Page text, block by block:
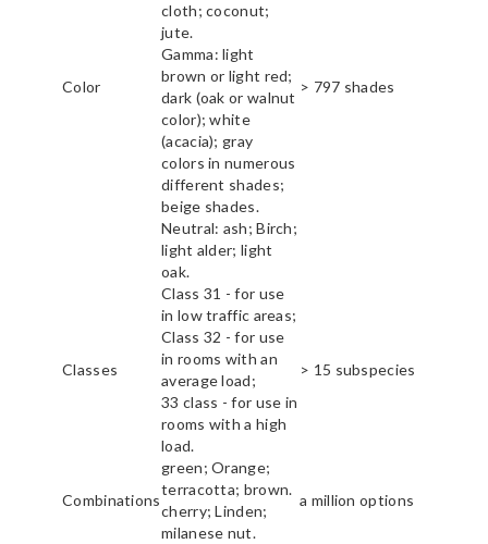
Color
cloth; coconut;
jute.
Gamma: light
brown or light red;
dark (oak or walnut
color); white
(acacia); gray
colors in numerous
different shades;
beige shades.
Neutral: ash; Birch;
light alder; light
oak.
> 797 shades
Classes
Class 31 - for use
in low traffic areas;
Class 32 - for use
in rooms with an
average load;
33 class - for use in
rooms with a high
load.
> 15 subspecies
Combinations
green; Orange;
terracotta; brown.
cherry; Linden;
milanese nut.
a million options